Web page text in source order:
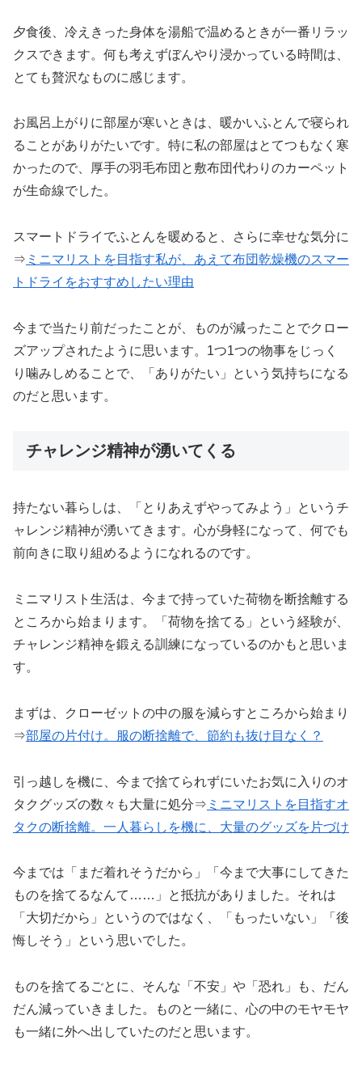
夕食後、冷えきった身体を湯船で温めるときが一番リラッ
クスできます。何も考えずぼんやり浸かっている時間は、
とても贅沢なものに感じます。
お風呂上がりに部屋が寒いときは、暖かいふとんで寝られ
ることがありがたいです。特に私の部屋はとてつもなく寒
かったので、厚手の羽毛布団と敷布団代わりのカーペット
が生命線でした。
スマートドライでふとんを暖めると、さらに幸せな気分に
⇒ ミニマリストを目指す私が、あえて布団乾燥機のスマー
トドライをおすすめしたい理由
今まで当たり前だったことが、ものが減ったことでクロー
ズアップされたように思います。1つ1つの物事をじっく
り噛みしめることで、「ありがたい」という気持ちになる
のだと思います。
チャレンジ精神が湧いてくる
持たない暮らしは、「とりあえずやってみよう」というチ
ャレンジ精神が湧いてきます。心が身軽になって、何でも
前向きに取り組めるようになれるのです。
ミニマリスト生活は、今まで持っていた荷物を断捨離する
ところから始まります。「荷物を捨てる」という経験が、
チャレンジ精神を鍛える訓練になっているのかもと思いま
す。
まずは、クローゼットの中の服を減らすところから始まり
⇒部屋の片付け。服の断捨離で、節約も抜け目なく？
引っ越しを機に、今まで捨てられずにいたお気に入りのオ
タクグッズの数々も大量に処分⇒ ミニマリストを目指すオ
タクの断捨離。一人暮らしを機に、大量のグッズを片づけ
今までは「まだ着れそうだから」「今まで大事にしてきた
ものを捨てるなんて……」と抵抗がありました。それは
「大切だから」というのではなく、「もったいない」「後
悔しそう」という思いでした。
ものを捨てるごとに、そんな「不安」や「恐れ」も、だん
だん減っていきました。ものと一緒に、心の中のモヤモヤ
も一緒に外へ出していたのだと思います。